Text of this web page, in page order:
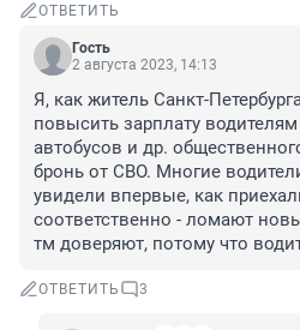
ОТВЕТИТЬ
Гость
2 августа 2023, 14:13
Я, как житель Санкт-
повысить зарплату
автобусов и др.
бронь от СВО. Многие
увидели впервые, как
соответственно - ломают
тм доверяют, потому что
ОТВЕТИТЬ 3